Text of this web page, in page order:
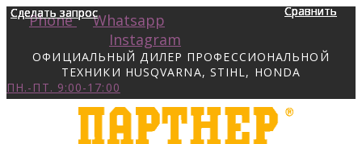
Phone
Whatsapp
Instagram
ОФИЦИАЛЬНЫЙ ДИЛЕР ПРОФЕССИОНАЛЬНОЙ
ТЕХНИКИ HUSQVARNA, STIHL, HONDA
ПН.-ПТ. 9:00-17:00
Сделать запрос Сравнить
Сделать запрос Сравнить
Сделать запрос Сравнить
Сделать запрос Сравнить